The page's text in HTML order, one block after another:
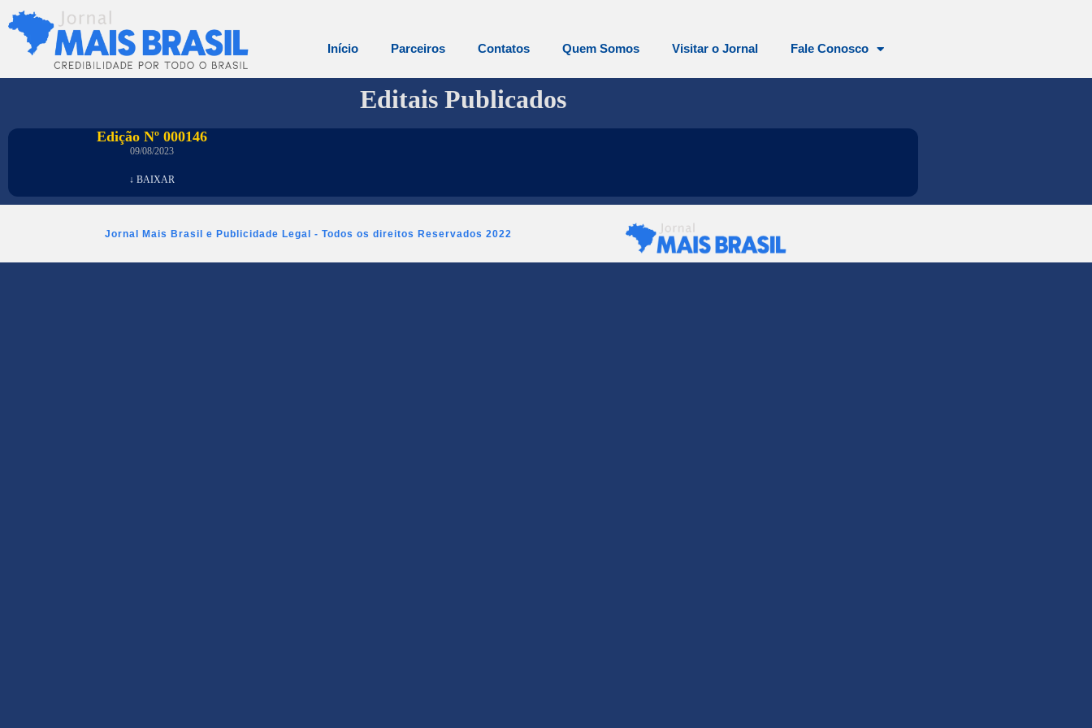
Início Parceiros Contatos Quem Somos Visitar o Jornal Fale Conosco
Editais Publicados
Edição Nº 000146
09/08/2023
↓ BAIXAR
Jornal Mais Brasil e Publicidade Legal - Todos os direitos Reservados 2022